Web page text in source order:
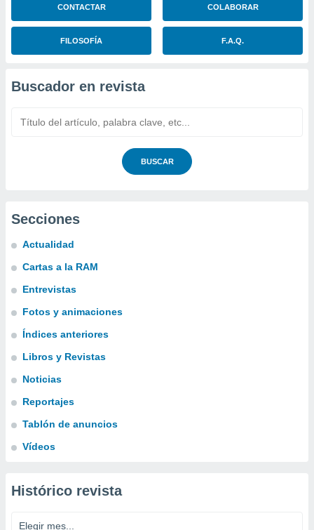
CONTACTAR COLABORAR
FILOSOFÍA F.A.Q.
Buscador en revista
BUSCAR
Secciones
Actualidad
Cartas a la RAM
Entrevistas
Fotos y animaciones
Índices anteriores
Libros y Revistas
Noticias
Reportajes
Tablón de anuncios
Vídeos
Histórico revista